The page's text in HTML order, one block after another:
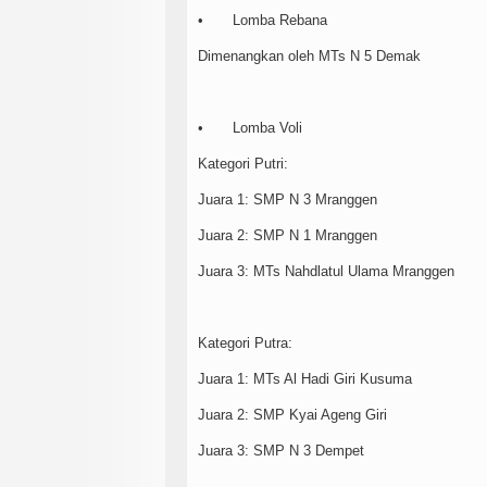
• Lomba Rebana
Dimenangkan oleh MTs N 5 Demak
• Lomba Voli
Kategori Putri:
Juara 1: SMP N 3 Mranggen
Juara 2: SMP N 1 Mranggen
Juara 3: MTs Nahdlatul Ulama Mranggen
Kategori Putra:
Juara 1: MTs Al Hadi Giri Kusuma
Juara 2: SMP Kyai Ageng Giri
Juara 3: SMP N 3 Dempet